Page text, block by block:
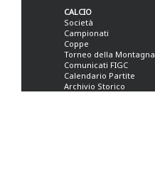
CALCIO
Società
Campionati
Coppe
Torneo della Montagna
Comunicati FIGC
Calendario Partite
Archivio Storico